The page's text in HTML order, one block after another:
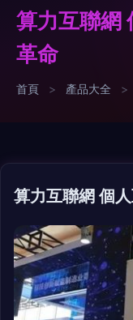
算力互聯網
革命
首頁 > 產品大全 >
算力互聯網 個